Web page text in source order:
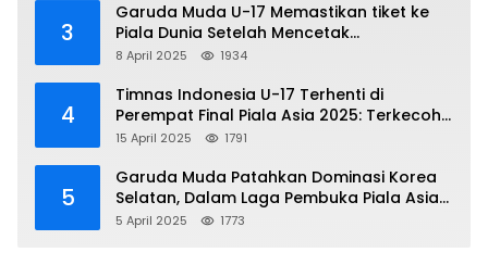
3
Garuda Muda U-17 Memastikan tiket ke
Piala Dunia Setelah Mencetak
Kemenangan Gemilang atas Yaman 4-1 di
8 April 2025 1934
4
Timnas Indonesia U-17 Terhenti di
Perempat Final Piala Asia 2025: Terkecoh
Korea Utara
15 April 2025 1791
5
Garuda Muda Patahkan Dominasi Korea
Selatan, Dalam Laga Pembuka Piala Asia
2025 U-17
5 April 2025 1773